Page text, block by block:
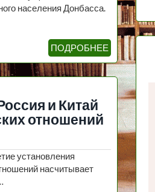
населения Донбасса.
ПОДРОБНЕЕ
и Китай
отношений
установления
насчитывает